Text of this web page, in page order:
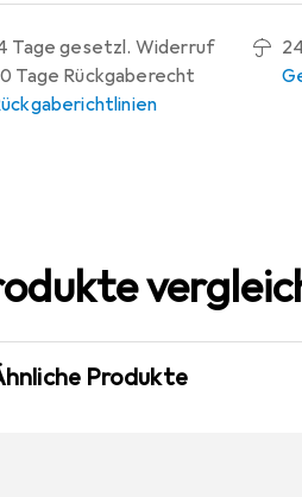
Tage gesetzl. Widerruf
Tage Rückgaberecht
Produkte